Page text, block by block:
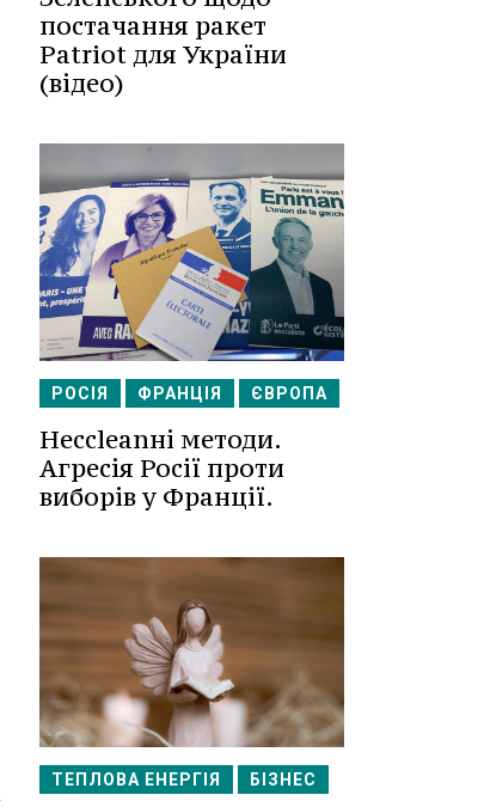
постачання ракет
Patriot для України
(відео)
РОСІЯ ФРАНЦІЯ ЄВРОПА
Несcleanні методи.
Агресія Росії проти
виборів у Франції.
ТЕПЛОВА ЕНЕРГІЯ БІЗНЕС